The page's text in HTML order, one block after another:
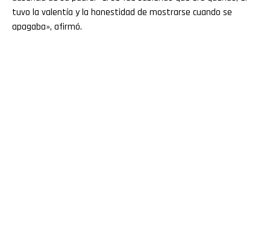
tuvo la valentía y la honestidad de mostrarse cuando se
apagaba», afirmó.